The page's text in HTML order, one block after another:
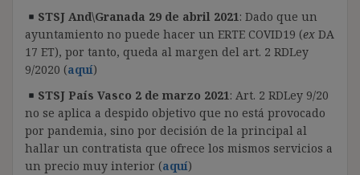
STSJ And\Granada 29 de abril 2021: Dado que un
ayuntamiento no puede hacer un ERTE COVID19 (ex DA
17 ET), por tanto, queda al margen del art. 2 RDLey
9/2020 (aquí)
STSJ País Vasco 2 de marzo 2021: Art. 2 RDLey 9/20
no se aplica a despido objetivo que no está provocado
por pandemia, sino por decisión de la principal al
hallar un contratista que ofrece los mismos servicios a
un precio muy interior (aquí)